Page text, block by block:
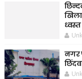
ध्वस्त
नगर